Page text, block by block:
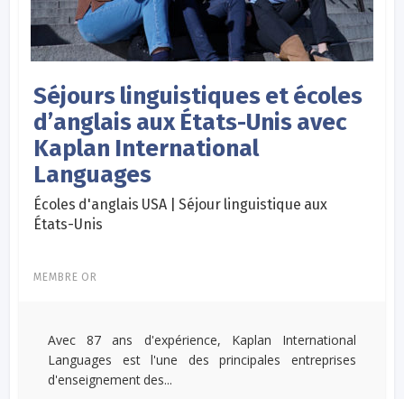
Séjours linguistiques et écoles
d’anglais aux États-Unis avec
Kaplan International
Languages
Écoles d'anglais USA | Séjour linguistique aux
États-Unis
MEMBRE OR
Avec 87 ans d'expérience, Kaplan International
Languages est l'une des principales entreprises
d'enseignement des...